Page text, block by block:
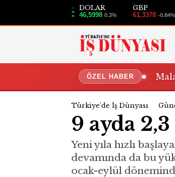
DOLAR
46,5998 0.3%
GBP
61,3378 -0.84%
ÖZEL HABER
Türkiye'de İş Dünyası
9 ayda
Yeni yıla hızlı
devamında da bu
ocak-eylül